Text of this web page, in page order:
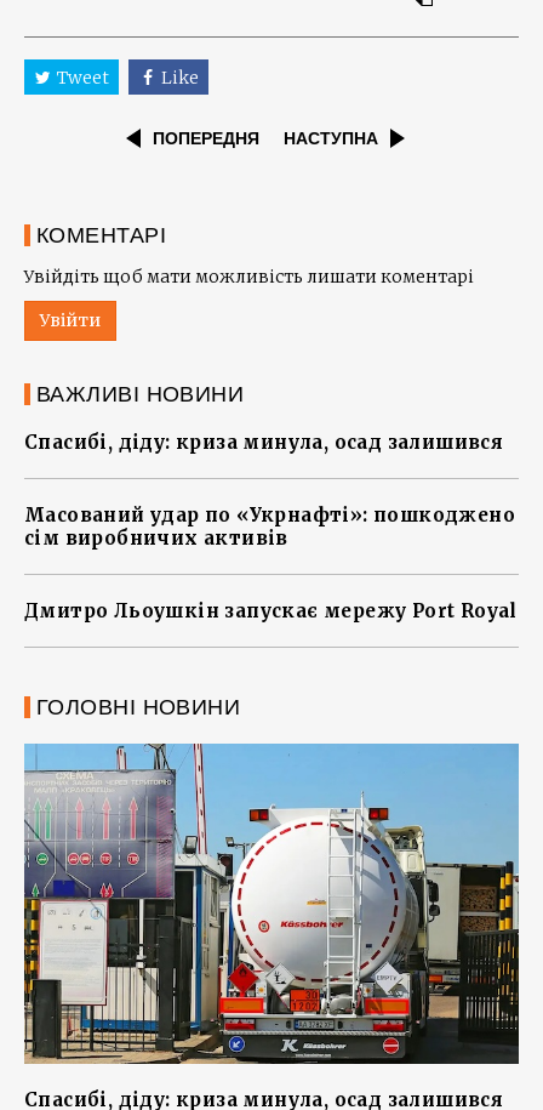
Tweet Like
ПОПЕРЕДНЯ НАСТУПНА
КОМЕНТАРІ
Увійдіть щоб мати можливість лишати коментарі
Увійти
ВАЖЛИВІ НОВИНИ
Спасибі, діду: криза минула, осад залишився
Масований удар по «Укрнафті»: пошкоджено
сім виробничих активів
Дмитро Льоушкін запускає мережу Port Royal
ГОЛОВНІ НОВИНИ
Спасибі, діду: криза минула, осад залишився